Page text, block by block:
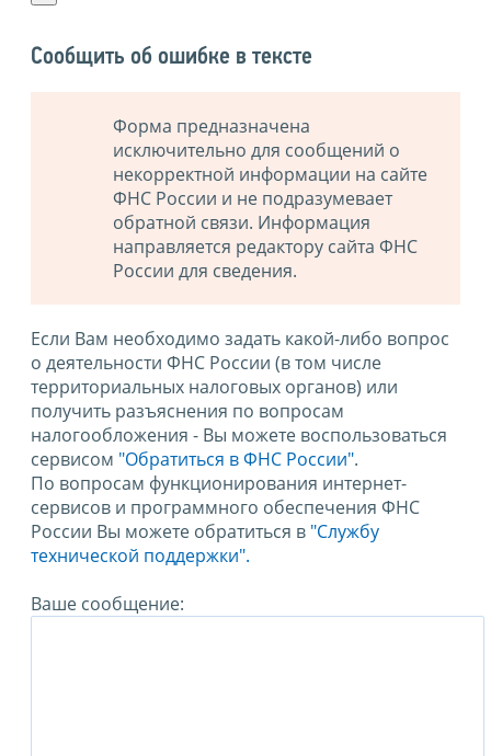
Сообщить об ошибке в тексте
Форма предназначена
исключительно для сообщений о
некорректной информации на сайте
ФНС России и не подразумевает
обратной связи. Информация
направляется редактору сайта ФНС
России для сведения.
Если Вам необходимо задать какой-либо вопрос
о деятельности ФНС России (в том числе
территориальных налоговых органов) или
получить разъяснения по вопросам
налогообложения - Вы можете воспользоваться
сервисом "Обратиться в ФНС России".
По вопросам функционирования интернет-
сервисов и программного обеспечения ФНС
России Вы можете обратиться в "Службу
технической поддержки".
Ваше сообщение: